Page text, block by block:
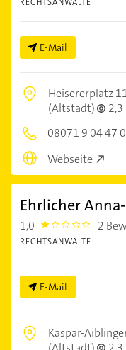
RECHTSANWÄLTE
E-Mail
Heisererplatz
(Altstadt)
08071 9 04 47
Webseite
Ehrlicher
1,0 1.0 2
RECHTSANWÄLTE
E-Mail
Kaspar-